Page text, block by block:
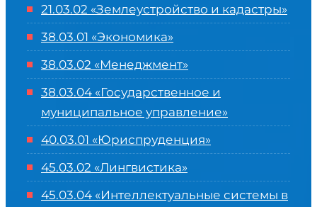
21.03.02 «Землеустройство и кадастры»
38.03.01 «Экономика»
38.03.02 «Менеджмент»
38.03.04 «Государственное и
муниципальное управление»
40.03.01 «Юриспруденция»
45.03.02 «Лингвистика»
45.03.04 «Интеллектуальные системы в